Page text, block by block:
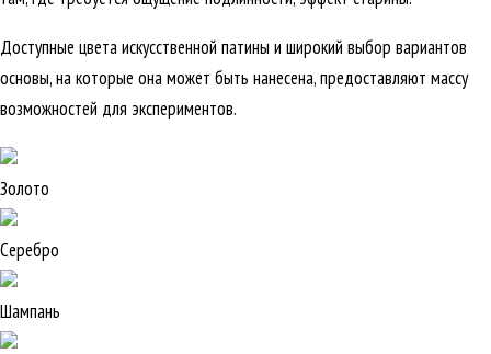
Доступные цвета искусственной патины и широкий выбор вариантов
основы, на которые она может быть нанесена, предоставляют массу
возможностей для экспериментов.
Золото
Серебро
Шампань